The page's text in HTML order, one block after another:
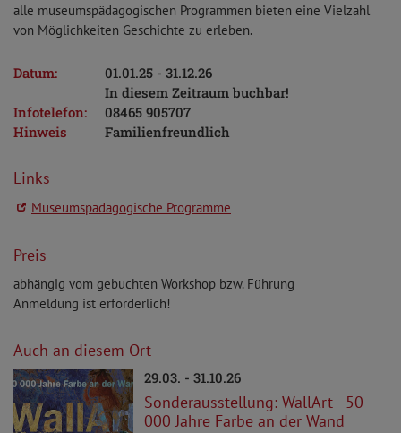
alle museumspädagogischen Programmen bieten eine Vielzahl
von Möglichkeiten Geschichte zu erleben.
Datum:
01.01.25 - 31.12.26
In diesem Zeitraum buchbar!
Infotelefon:
08465 905707
Hinweis
Familienfreundlich
Links
Museumspädagogische Programme
Preis
abhängig vom gebuchten Workshop bzw. Führung
Anmeldung ist erforderlich!
Auch an diesem Ort
29.03. - 31.10.26
Sonderausstellung: WallArt - 50
000 Jahre Farbe an der Wand